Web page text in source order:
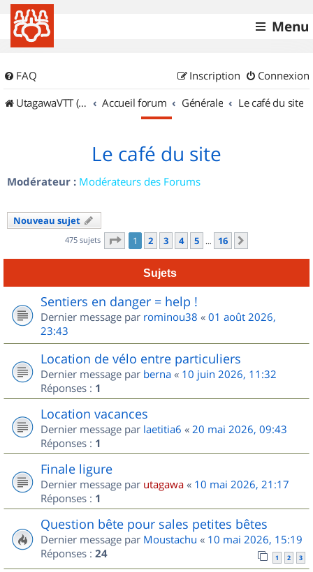
Menu
FAQ Connexion
Inscription
UtagawaVTT (Randos VTT et VTTAE avec traces GPS)
Accueil forum Générale Le café du site
Le café du site
Modérateur : Modérateurs des Forums
Nouveau sujet
475 sujets Page 1sur
1 2 3 4 5 … 16
Sujets
Sentiers en danger = help !
Dernier message par rominou38 « 01 août 2026,
23:43
Location de vélo entre particuliers
Dernier message par berna « 10 juin 2026, 11:32
Réponses : 1
Location vacances
Dernier message par laetitia6 « 20 mai 2026, 09:43
Réponses : 1
Finale ligure
Dernier message par utagawa « 10 mai 2026, 21:17
Réponses : 1
Question bête pour sales petites bêtes
Dernier message par Moustachu « 10 mai 2026, 15:19
Réponses : 24 1 2 3